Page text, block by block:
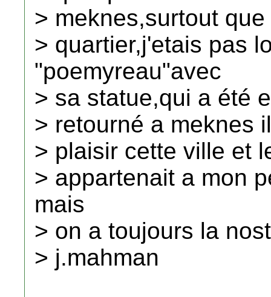
> meknes,surtout
> quartier,j'etais pas
"poemyreau"avec
> sa statue,qui a été
> retourné a meknes
> plaisir cette ville et
> appartenait a mon
mais
> on a toujours la
> j.mahman